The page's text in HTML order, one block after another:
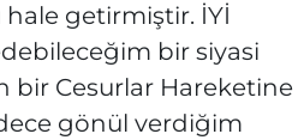
getirmiştir. İYİ
bir siyasi
bir Cesurlar Hareketine
gönül verdiğim